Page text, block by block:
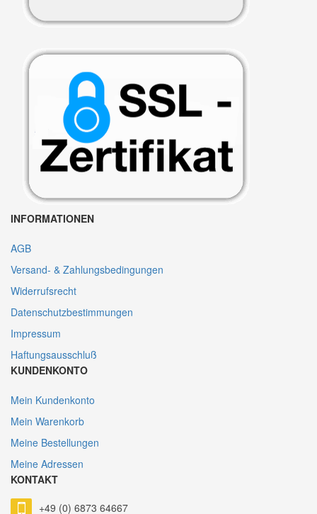
INFORMATIONEN
AGB
Versand- & Zahlungsbedingungen
Widerrufsrecht
Datenschutzbestimmungen
Impressum
Haftungsausschluß
KUNDENKONTO
Mein Kundenkonto
Mein Warenkorb
Meine Bestellungen
Meine Adressen
KONTAKT
+49 (0) 6873 64667